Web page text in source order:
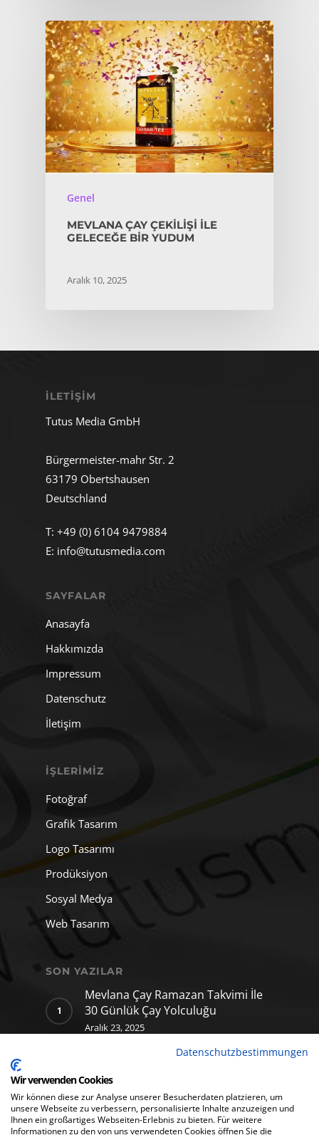
Genel
MEVLANA ÇAY ÇEKILIŞI İLE
GELECEĞE BIR YUDUM
Aralık 10, 2025
İLETIŞIM
Tutus Media GmbH
Bürgermeister-mahr Str. 2
63179 Obertshausen
Deutschland
T: +49 (0) 6104 9479884
E: info@tutusmedia.com
SAYFALAR
Anasayfa
Hakkımızda
Impressum
Datenschutz
İletişim
İŞLERIMIZ
Fotoğraf
Grafik Tasarım
Logo Tasarımı
Prodüksiyon
Sosyal Medya
Web Tasarım
SON YAZILAR
Mevlana Çay Ramazan Takvimi İle
30 Günlük Çay Yolculuğu
Aralık 23, 2025
yapay zekâ klibi
Aralık 11, 2025
Datenschutzbestimmungen
Wir verwenden Cookies
Wir können diese zur Analyse unserer Besucherdaten platzieren, um
unsere Webseite zu verbessern, personalisierte Inhalte anzuzeigen und
Ihnen ein großartiges Webseiten-Erlebnis zu bieten. Für weitere
Informationen zu den von uns verwendeten Cookies öffnen Sie die